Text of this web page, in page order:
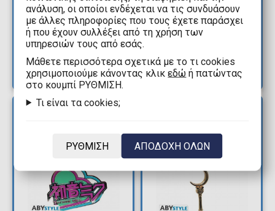
- Sailor Moon Keychain
Διαθέσιμα: 2
Adventure - Arrow
Μπρελόκ
ΝΕΑ
ανάλυση, οι οποίοι ενδέχεται να τις συνδυάσουν
με άλλες πληροφορίες που τους έχετε παράσχει
ή που έχουν συλλέξει από τη χρήση των
υπηρεσιών τους από εσάς.
Mάθετε περισσότερα σχετικά με το τι cookies
χρησιμοποιούμε κάνοντας κλικεδώ ή πατώντας
στο κουμπί ΡΥΘΜΙΣΗ.
Τι είναι τα cookies;
ΡΥΘΜΙΣΗ ΑΠΟΔΟΧΗ ΟΛΩΝ